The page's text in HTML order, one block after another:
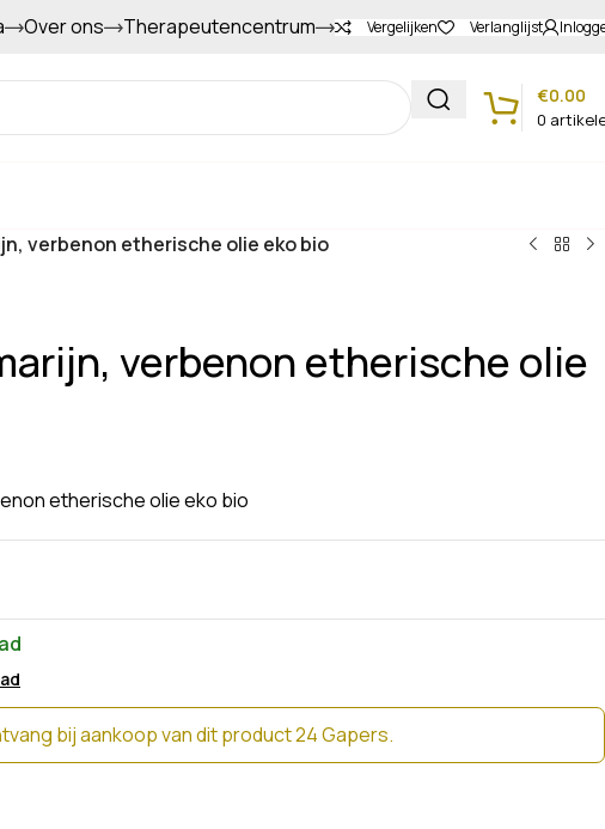
Gapers sparen voor extra korting
Over ons Therapeutencentrum Vergelijken Verlanglijst
0
€0.00
verbenon etherische olie eko bio
verbenon etherische olie
etherische olie eko bio
bij aankoop van dit product 24 Gapers.